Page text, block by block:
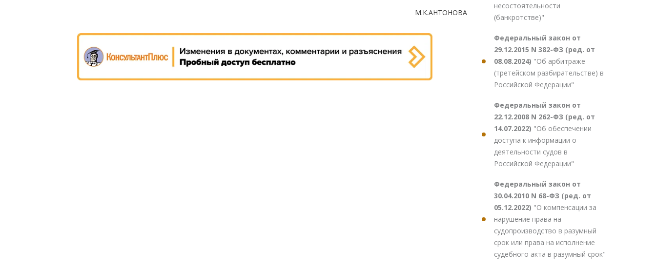
М.К.АНТОНОВА
несостоятельности
(банкротстве)"
Федеральный закон от
29.12.2015 N 382-ФЗ (ред. от
08.08.2024) "Об арбитраже
(третейском разбирательстве) в
Российской Федерации"
Федеральный закон от
22.12.2008 N 262-ФЗ (ред. от
14.07.2022) "Об обеспечении
доступа к информации о
деятельности судов в
Российской Федерации"
Федеральный закон от
30.04.2010 N 68-ФЗ (ред. от
05.12.2022) "О компенсации за
нарушение права на
судопроизводство в разумный
срок или права на исполнение
судебного акта в разумный срок"